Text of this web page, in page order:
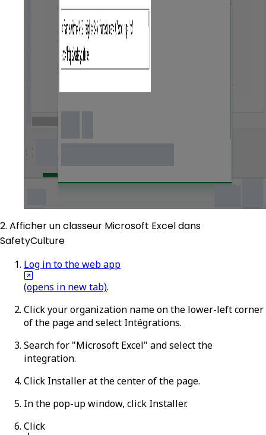
2. Afficher un classeur Microsoft Excel dans
SafetyCulture
Log in to the web app
(opens in new tab).
Click your organization name on the lower-left corner
of the page and select Intégrations.
Search for "Microsoft Excel" and select the
integration.
Click Installerat the center of the page.
In the pop-up window, click Installer.
Click